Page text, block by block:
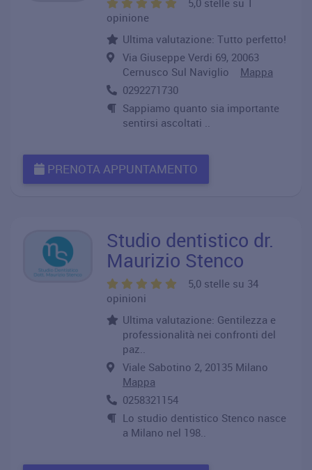
5,0 stelle su 1
opinione
Ultima valutazione: Tutto perfetto!
Via Giuseppe Verdi 69, 20063
Cernusco Sul Naviglio Mappa
0292271730
Sappiamo quanto sia importante
sentirsi ascoltati ..
PRENOTA APPUNTAMENTO
Studio dentistico dr.
Maurizio Stenco
5,0 stelle su 34
opinioni
Ultima valutazione: Gentilezza e
professionalità nei confronti del
paz..
Viale Sabotino 2, 20135 Milano
Mappa
0258321154
Lo studio dentistico Stenco nasce
a Milano nel 198..